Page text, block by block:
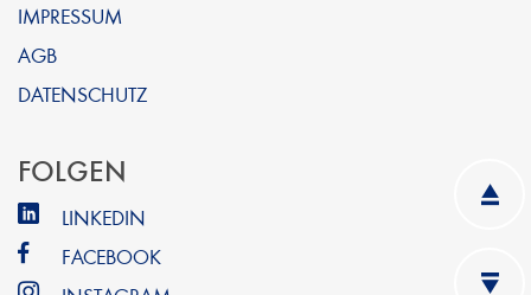
IMPRESSUM
AGB
DATENSCHUTZ
FOLGEN
LINKEDIN
FACEBOOK